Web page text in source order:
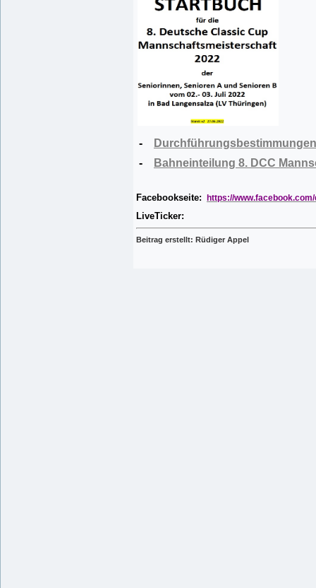
-
-
Bahneinteilung 8. DCC
Facebookseite: https://
LiveTicker:
Beitrag erstellt: Rüdiger Appel